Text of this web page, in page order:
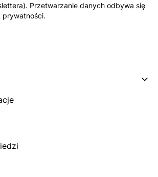
Przetwarzanie danych odbywa się
prywatności.